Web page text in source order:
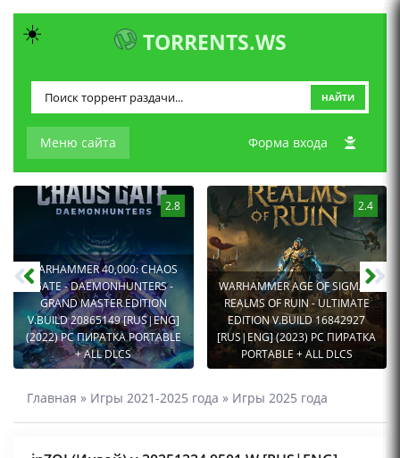
TORRENTS.WS
Меню сайта
НАЙТИ
Форма входа
2.8
WARHAMMER 40,000: CHAOS
GATE - DAEMONHUNTERS -
GRAND MASTER EDITION
V.BUILD 20865149 [RUS|ENG]
(2022) PC ПИРАТКА PORTABLE
+ ALL DLCS
2.4
WARHAMMER AGE OF SIGMAR:
REALMS OF RUIN - ULTIMATE
EDITION V.BUILD 16842927
[RUS|ENG] (2023) PC ПИРАТКА
PORTABLE + ALL DLCS
Главная » Игры 2021-2025 года » Игры 2025 года
☀️